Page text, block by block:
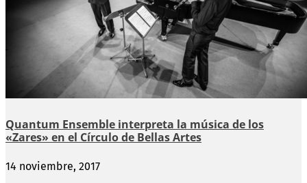
Quantum Ensemble interpreta la música de los
«Zares» en el Círculo de Bellas Artes
14 noviembre, 2017